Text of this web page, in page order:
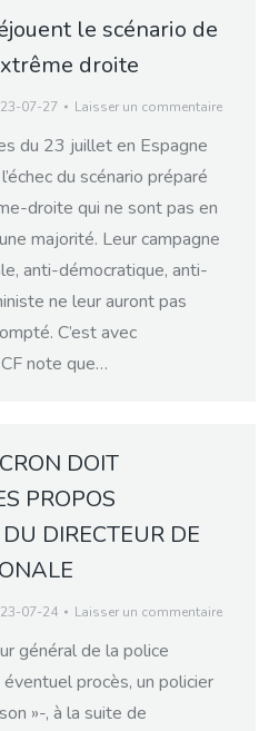
le scénario de
droite
07-27 Laisser un commentaire
du 23 juillet en Espagne
du scénario préparé
droite qui ne sont pas en
majorité. Leur campagne
anti-démocratique, anti-
ne leur auront pas
C’est avec
note que…
DOIT
PROPOS
DIRECTEUR DE
07-24 Laisser un commentaire
général de la police
procès, un policier
»-, à la suite de